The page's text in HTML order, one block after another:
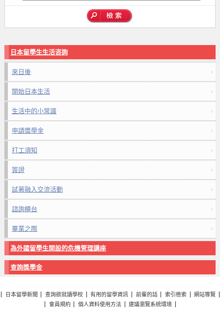
日本留學生生活咨詢
來日後
開始日本生活
生活中的小常識
申請獎學金
打工須知
簽證
試著融入交流活動
諮詢櫃台
畢業之際
為外國留學生開設的危機管理講座
查詢獎學金
日本留學新聞 查詢欲就讀學校 有用的留學資訊 前輩的話 索引檢索
網站導覽
會員規約
個人資料使用方法 建議瀏覽系統環境